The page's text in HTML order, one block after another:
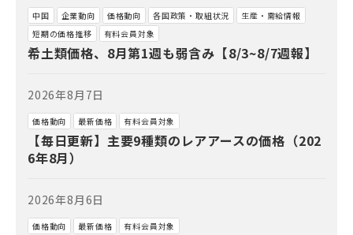
中国 企業動向 価格動向 各国政策・取組状況
生産・需給情報
短期の価格推移
有料会員対象
希土類価格、8月第1週も弱含み【8/3~8/7週報】
2026年8月7日
価格動向 最新価格 有料会員対象
【毎日更新】主要9種類のレアアースの価格（202
6年8月）
2026年8月6日
価格動向 最新価格 有料会員対象